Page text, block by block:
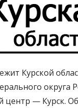
Курской
округа
— Курск.